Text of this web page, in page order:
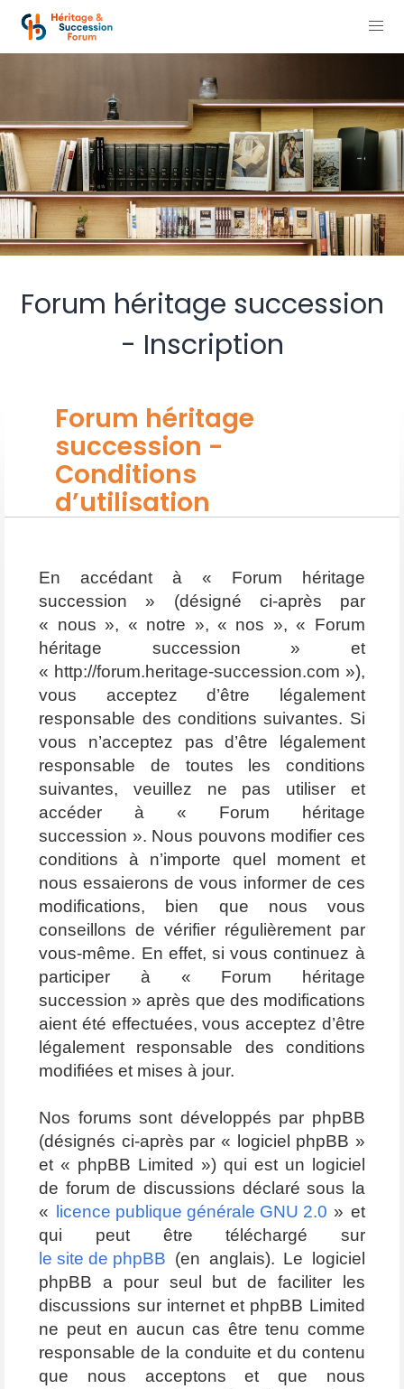
Forum héritage succession
- Inscription
Forum héritage
succession -
Conditions
d’utilisation
En accédant à « Forum héritage
succession » (désigné ci-après par
« nous », « notre », « nos », « Forum
héritage succession » et
« http://forum.heritage-succession.com »),
vous acceptez d’être légalement
responsable des conditions suivantes. Si
vous n’acceptez pas d’être légalement
responsable de toutes les conditions
suivantes, veuillez ne pas utiliser et
accéder à « Forum héritage
succession ». Nous pouvons modifier ces
conditions à n’importe quel moment et
nous essaierons de vous informer de ces
modifications, bien que nous vous
conseillons de vérifier régulièrement par
vous-même. En effet, si vous continuez à
participer à « Forum héritage
succession » après que des modifications
aient été effectuées, vous acceptez d’être
légalement responsable des conditions
modifiées et mises à jour.
Nos forums sont développés par phpBB
(désignés ci-après par « logiciel phpBB »
et « phpBB Limited ») qui est un logiciel
de forum de discussions déclaré sous la
«
licence publique générale GNU 2.0 » et
qui peut être téléchargé sur
le site de phpBB (en anglais). Le logiciel
phpBB a pour seul but de faciliter les
discussions sur internet et phpBB Limited
ne peut en aucun cas être tenu comme
responsable de la conduite et du contenu
que nous acceptons et que nous